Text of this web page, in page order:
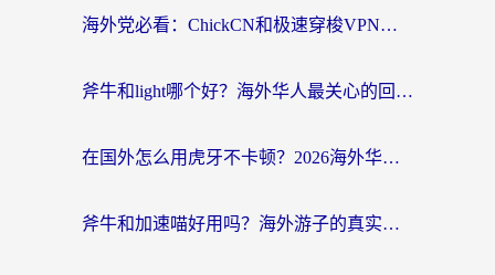
海外党必看：ChickCN和极速穿梭VPN好用吗？3招教你选对回国加速器无缝刷国内资源
斧牛和light哪个好？海外华人最关心的回国加速器选择难题，一篇讲透
在国外怎么用虎牙不卡顿？2026海外华人亲测有效的回国加速器选择指南
斧牛和加速喵好用吗？海外游子的真实选择困境